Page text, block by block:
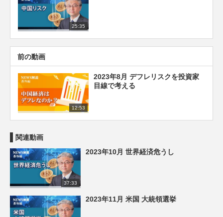
25:35
前の動画
12:53
2023年8月 デフレリスクを投資家
目線で考える
関連動画
37:33
2023年10月 世界経済危うし
2023年11月 米国 大統領選挙